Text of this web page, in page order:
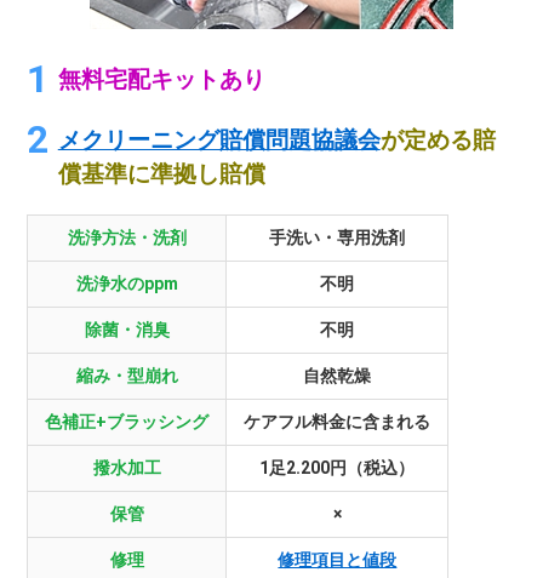
無料宅配キットあり
メクリーニング賠償問題協議会が定める賠
償基準に準拠し賠償
洗浄方法・洗剤 手洗い・専用洗剤
洗浄水のppm 不明
除菌・消臭 不明
縮み・型崩れ 自然乾燥
色補正+ブラッシング ケアフル料金に含まれる
撥水加工 1足2.200円（税込）
保管 ×
修理 修理項目と値段